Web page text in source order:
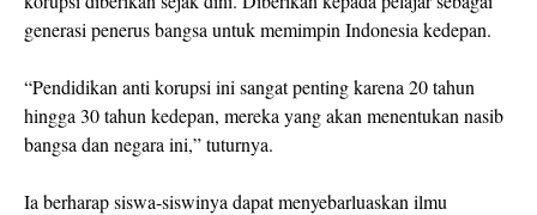
generasi penerus bangsa untuk memimpin Indonesia kedepan.
“Pendidikan anti korupsi ini sangat penting karena 20 tahun
hingga 30 tahun kedepan, mereka yang akan menentukan nasib
bangsa dan negara ini,” tuturnya.
Ia berharap siswa-siswinya dapat menyebarluaskan ilmu